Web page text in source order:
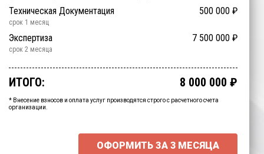
Подготовка Документов 1 000 000 ₽
срок 1 месяц
Техническая Документация 500 000 ₽
срок 1 месяц
ОВОС 1 200 000 ₽
срок 1.5 месяца
Общественные Слушания 300 000 ₽
срок 2 месяца
Экспертиза 7 500 000 ₽
срок 2 месяца
Срочно 500 000₽
срок1 месяц
Промежуточный итог: 15000 ₽
Ваша персональна скидка
-15000
ИТОГО: 8 000 000 ₽
* Внесение взносов и оплата услуг производятся строго с расчетного счета
организации.
ОФОРМИТЬ ЗА 3 МЕСЯЦА